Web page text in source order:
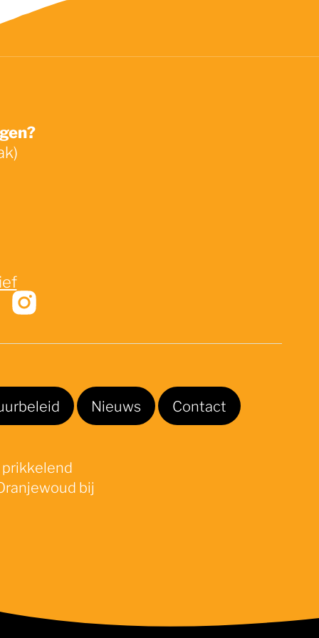
Nieuws Contact
bij